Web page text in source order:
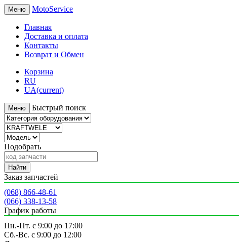
Меню MotoService
Главная
Доставка и оплата
Контакты
Возврат и Обмен
Корзина
RU
UA(current)
Меню Быстрый поиск
Подобрать
Найти
Заказ запчастей
(068) 866-48-61
(066) 338-13-58
График работы
Пн.-Пт. с 9:00 до 17:00
Сб.-Вс. с 9:00 до 12:00